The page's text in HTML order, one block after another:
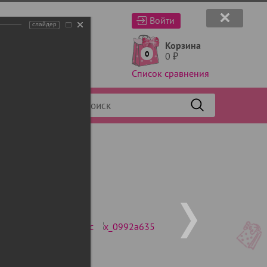
Войти
0
Корзина
0 ₽
Список сравнения
слайдер